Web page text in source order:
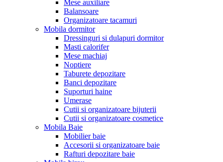
Mese auxiliare
Balansoare
Organizatoare tacamuri
Mobila dormitor
Dressinguri si dulapuri dormitor
Masti calorifer
Mese machiaj
Noptiere
Taburete depozitare
Banci depozitare
Suporturi haine
Umerase
Cutii si organizatoare bijuterii
Cutii si organizatoare cosmetice
Mobila Baie
Mobilier baie
Accesorii si organizatoare baie
Rafturi depozitare baie